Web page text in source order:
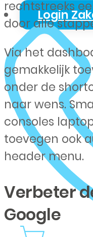
Login
rechtstreeks
door alle
Via het
gemakkelijk
onder de
naar wens.
consoles
toevegen ook
header menu.
Verbeter
Google